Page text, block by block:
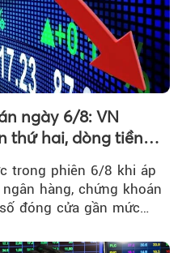
ngày 6/8: VN
thứ hai, dòng tiền
trong phiên 6/8 khi áp
hàng, chứng khoán
đóng cửa gần mức